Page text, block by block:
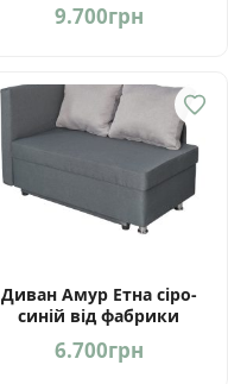
9.700грн
Диван Амур Етна сіро-
синій від фабрики
Мебель-Сервіс Україна
6.700грн